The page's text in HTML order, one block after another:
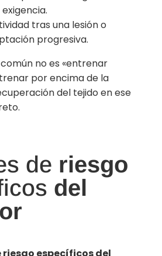
tras una lesión o
progresiva.
no es «entrenar
por encima de la
del tejido en ese
de riesgo
del
específicos del